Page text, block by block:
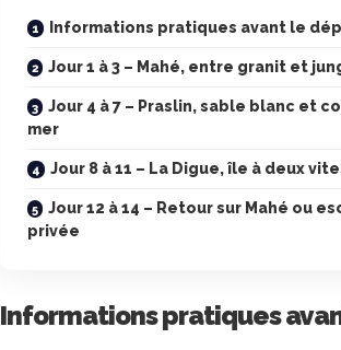
Informations pratiques avant le
Jour 1 à 3 – Mahé, entre granit et
Jour 4 à 7 – Praslin, sable blanc et
mer
Jour 8 à 11 – La Digue, île à deux
Jour 12 à 14 – Retour sur Mahé ou
privée
Informations pratiques